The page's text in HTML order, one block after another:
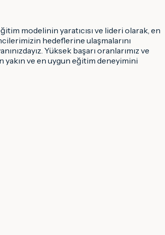
modelinin yaratıcısı ve lideri olarak, en
hedeflerine ulaşmalarını
Yüksek başarı oranlarımız ve
yakın ve en uygun eğitim deneyimini